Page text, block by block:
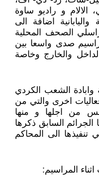
الالام و راديو ساوة
واليابانية اضافة الى
الصحف المحلية
صدى واسعا بين
والخارج وخاصة
وابادة الشعب الكردي
اخرى والتي من
من اجلها و منها
السابق ذكرها
تنفيذها الى المحاكم
المراسيم: